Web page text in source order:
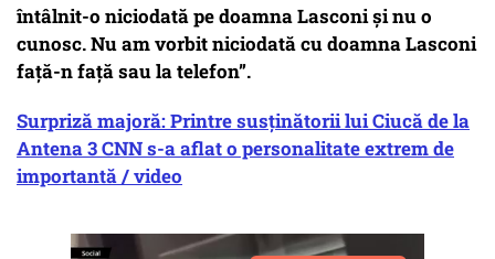
întâlnit-o niciodată pe doamna Lasconi și nu o
cunosc. Nu am vorbit niciodată cu doamna Lasconi
față-n față sau la telefon”.
Surpriză majoră: Printre susținătorii lui Ciucă de la
Antena 3 CNN s-a aflat o personalitate extrem de
importantă / video